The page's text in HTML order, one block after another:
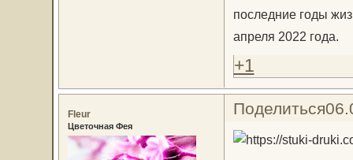
последние годы
апреля 2022 года.
+1
Поделиться
Fleur
Цветочная Фея